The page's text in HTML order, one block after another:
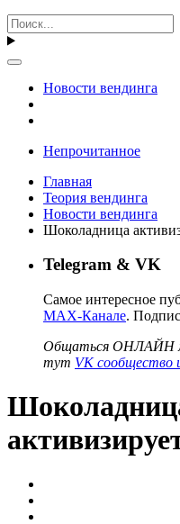
Новости вендинга
Непрочитанное
Главная
Теория вендинга
Новости вендинга
Шоколадница
Telegram & VK
Самое интересное
MAX-Канале.
Общаться ОНЛАЙН
тут VK сообщество